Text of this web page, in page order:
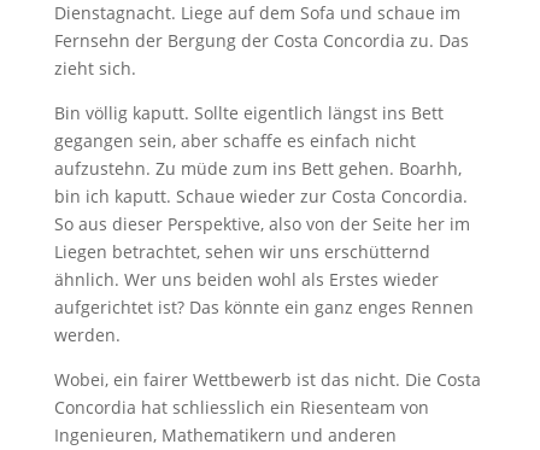
Dienstagnacht. Liege auf dem Sofa und schaue im
Fernsehn der Bergung der Costa Concordia zu. Das
zieht sich.
Bin völlig kaputt. Sollte eigentlich längst ins Bett
gegangen sein, aber schaffe es einfach nicht
aufzustehn. Zu müde zum ins Bett gehen. Boarhh,
bin ich kaputt. Schaue wieder zur Costa Concordia.
So aus dieser Perspektive, also von der Seite her im
Liegen betrachtet, sehen wir uns erschütternd
ähnlich. Wer uns beiden wohl als Erstes wieder
aufgerichtet ist? Das könnte ein ganz enges Rennen
werden.
Wobei, ein fairer Wettbewerb ist das nicht. Die Costa
Concordia hat schliesslich ein Riesenteam von
Ingenieuren, Mathematikern und anderen